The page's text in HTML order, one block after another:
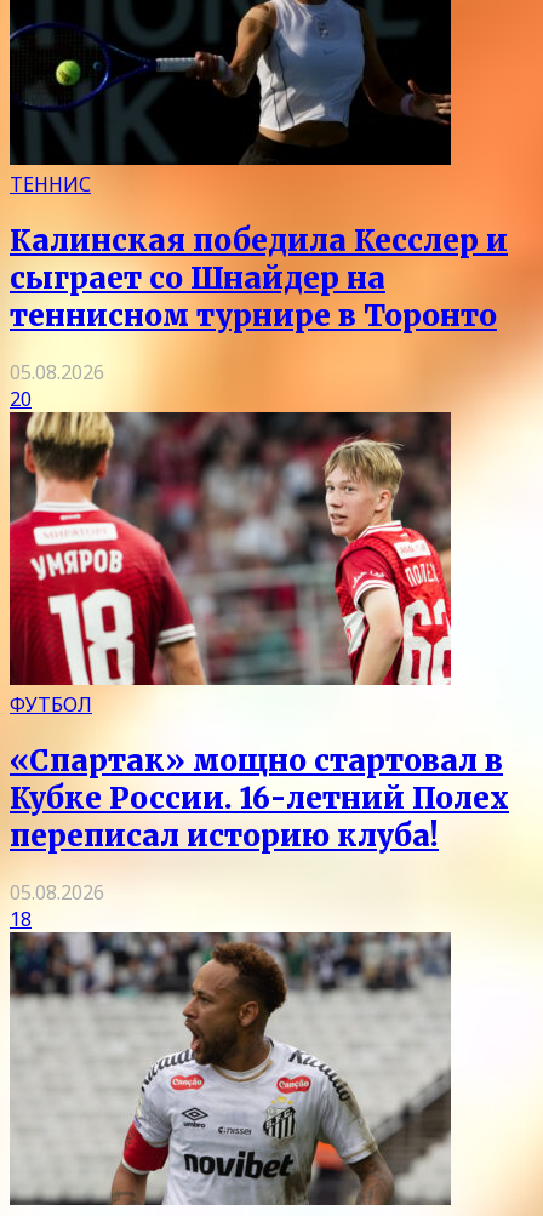
ТЕННИС
Калинская победила Кесслер и
сыграет со Шнайдер на
теннисном турнире в Торонто
05.08.2026
20
ФУТБОЛ
«Спартак» мощно стартовал в
Кубке России. 16-летний Полех
переписал историю клуба!
05.08.2026
18